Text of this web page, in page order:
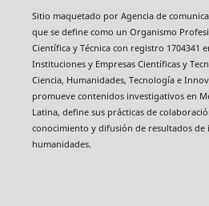
Sitio maquetado por Agencia de
que se define como un Organismo
Científica y Técnica con registro 1704341
Instituciones y Empresas Científicas y
Ciencia, Humanidades, Tecnología e
promueve contenidos investigativos en
Latina, define sus prácticas de
conocimiento y difusión de resultados de
humanidades.